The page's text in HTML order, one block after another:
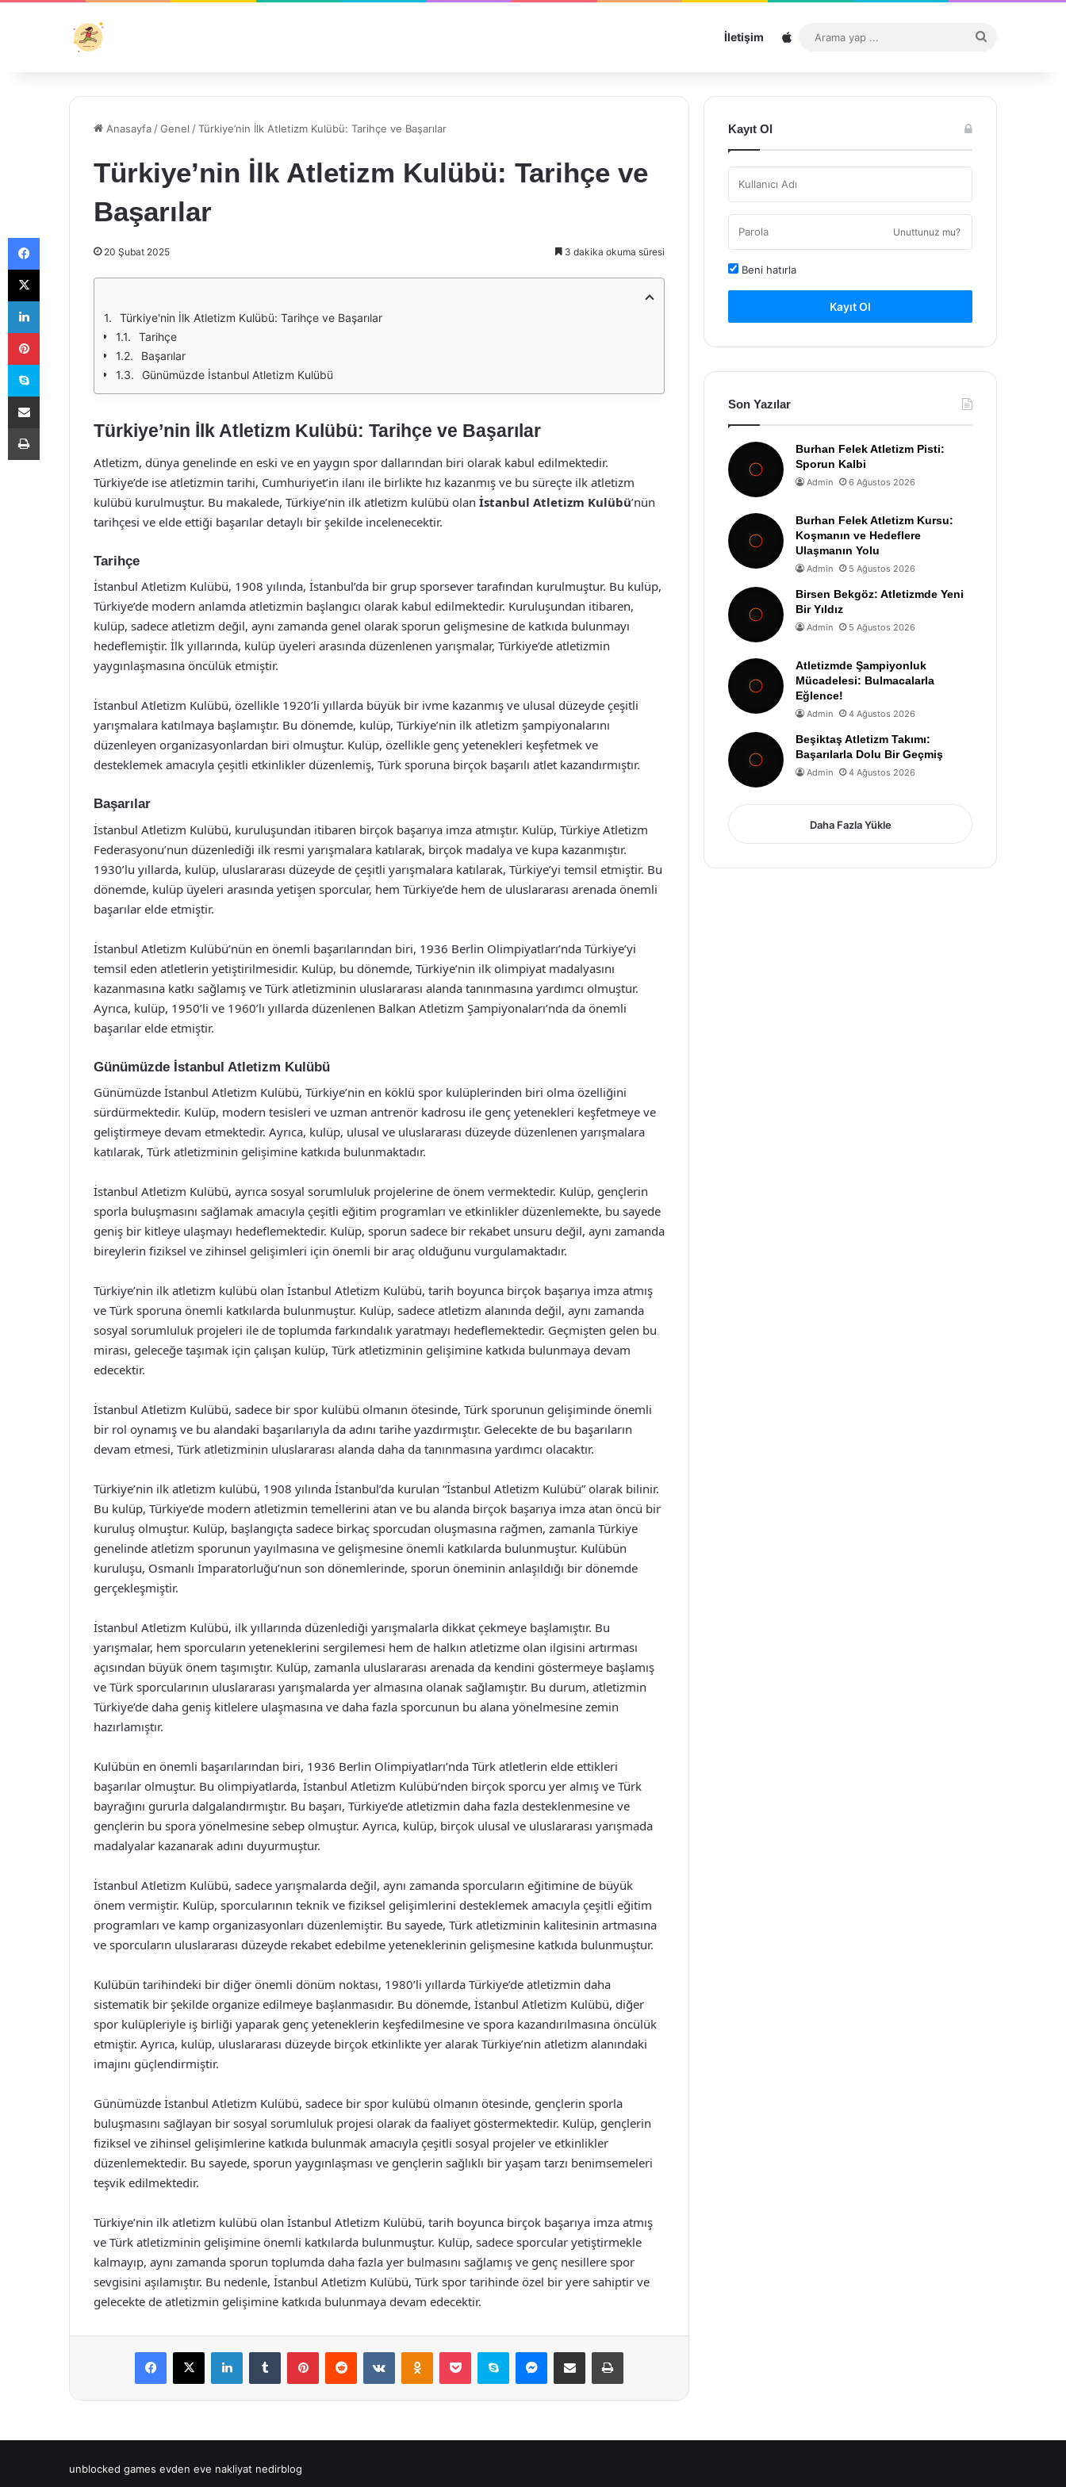
İletişim Sitemap
...
Anasayfa /Genel /Türkiye’nin İlk Atletizm Kulübü: Tarihçe ve Başarılar
Türkiye’nin İlk Atletizm Kulübü: Tarihçe ve
Başarılar
20 Şubat 2025 3 dakika okuma süresi
Türkiye'nin İlk Atletizm Kulübü: Tarihçe ve Başarılar
Tarihçe
Başarılar
Günümüzde İstanbul Atletizm Kulübü
Türkiye’nin İlk Atletizm Kulübü: Tarihçe ve Başarılar
Atletizm, dünya genelinde en eski ve en yaygın spor dallarından biri olarak kabul edilmektedir.
Türkiye’de ise atletizmin tarihi, Cumhuriyet’in ilanı ile birlikte hız kazanmış ve bu süreçte ilk atletizm
kulübü kurulmuştur. Bu makalede, Türkiye’nin ilk atletizm kulübü olan İstanbul Atletizm Kulübü’nün
tarihçesi ve elde ettiği başarılar detaylı bir şekilde incelenecektir.
Tarihçe
İstanbul Atletizm Kulübü, 1908 yılında, İstanbul’da bir grup sporsever tarafından kurulmuştur. Bu kulüp,
Türkiye’de modern anlamda atletizmin başlangıcı olarak kabul edilmektedir. Kuruluşundan itibaren,
kulüp, sadece atletizm değil, aynı zamanda genel olarak sporun gelişmesine de katkıda bulunmayı
hedeflemiştir. İlk yıllarında, kulüp üyeleri arasında düzenlenen yarışmalar, Türkiye’de atletizmin
yaygınlaşmasına öncülük etmiştir.
İstanbul Atletizm Kulübü, özellikle 1920’li yıllarda büyük bir ivme kazanmış ve ulusal düzeyde çeşitli
yarışmalara katılmaya başlamıştır. Bu dönemde, kulüp, Türkiye’nin ilk atletizm şampiyonalarını
düzenleyen organizasyonlardan biri olmuştur. Kulüp, özellikle genç yetenekleri keşfetmek ve
desteklemek amacıyla çeşitli etkinlikler düzenlemiş, Türk sporuna birçok başarılı atlet kazandırmıştır.
Başarılar
İstanbul Atletizm Kulübü, kuruluşundan itibaren birçok başarıya imza atmıştır. Kulüp, Türkiye Atletizm
Federasyonu’nun düzenlediği ilk resmi yarışmalara katılarak, birçok madalya ve kupa kazanmıştır.
1930’lu yıllarda, kulüp, uluslararası düzeyde de çeşitli yarışmalara katılarak, Türkiye’yi temsil etmiştir. Bu
dönemde, kulüp üyeleri arasında yetişen sporcular, hem Türkiye’de hem de uluslararası arenada önemli
başarılar elde etmiştir.
İstanbul Atletizm Kulübü’nün en önemli başarılarından biri, 1936 Berlin Olimpiyatları’nda Türkiye’yi
temsil eden atletlerin yetiştirilmesidir. Kulüp, bu dönemde, Türkiye’nin ilk olimpiyat madalyasını
kazanmasına katkı sağlamış ve Türk atletizminin uluslararası alanda tanınmasına yardımcı olmuştur.
Ayrıca, kulüp, 1950’li ve 1960’lı yıllarda düzenlenen Balkan Atletizm Şampiyonaları’nda da önemli
başarılar elde etmiştir.
Günümüzde İstanbul Atletizm Kulübü
Günümüzde İstanbul Atletizm Kulübü, Türkiye’nin en köklü spor kulüplerinden biri olma özelliğini
sürdürmektedir. Kulüp, modern tesisleri ve uzman antrenör kadrosu ile genç yetenekleri keşfetmeye ve
geliştirmeye devam etmektedir. Ayrıca, kulüp, ulusal ve uluslararası düzeyde düzenlenen yarışmalara
katılarak, Türk atletizminin gelişimine katkıda bulunmaktadır.
İstanbul Atletizm Kulübü, ayrıca sosyal sorumluluk projelerine de önem vermektedir. Kulüp, gençlerin
sporla buluşmasını sağlamak amacıyla çeşitli eğitim programları ve etkinlikler düzenlemekte, bu sayede
geniş bir kitleye ulaşmayı hedeflemektedir. Kulüp, sporun sadece bir rekabet unsuru değil, aynı zamanda
bireylerin fiziksel ve zihinsel gelişimleri için önemli bir araç olduğunu vurgulamaktadır.
Türkiye’nin ilk atletizm kulübü olan İstanbul Atletizm Kulübü, tarih boyunca birçok başarıya imza atmış
ve Türk sporuna önemli katkılarda bulunmuştur. Kulüp, sadece atletizm alanında değil, aynı zamanda
sosyal sorumluluk projeleri ile de toplumda farkındalık yaratmayı hedeflemektedir. Geçmişten gelen bu
mirası, geleceğe taşımak için çalışan kulüp, Türk atletizminin gelişimine katkıda bulunmaya devam
edecektir.
İstanbul Atletizm Kulübü, sadece bir spor kulübü olmanın ötesinde, Türk sporunun gelişiminde önemli
bir rol oynamış ve bu alandaki başarılarıyla da adını tarihe yazdırmıştır. Gelecekte de bu başarıların
devam etmesi, Türk atletizminin uluslararası alanda daha da tanınmasına yardımcı olacaktır.
Türkiye’nin ilk atletizm kulübü, 1908 yılında İstanbul’da kurulan “İstanbul Atletizm Kulübü” olarak bilinir.
Bu kulüp, Türkiye’de modern atletizmin temellerini atan ve bu alanda birçok başarıya imza atan öncü bir
kuruluş olmuştur. Kulüp, başlangıçta sadece birkaç sporcudan oluşmasına rağmen, zamanla Türkiye
genelinde atletizm sporunun yayılmasına ve gelişmesine önemli katkılarda bulunmuştur. Kulübün
kuruluşu, Osmanlı İmparatorluğu’nun son dönemlerinde, sporun öneminin anlaşıldığı bir dönemde
gerçekleşmiştir.
İstanbul Atletizm Kulübü, ilk yıllarında düzenlediği yarışmalarla dikkat çekmeye başlamıştır. Bu
yarışmalar, hem sporcuların yeteneklerini sergilemesi hem de halkın atletizme olan ilgisini artırması
açısından büyük önem taşımıştır. Kulüp, zamanla uluslararası arenada da kendini göstermeye başlamış
ve Türk sporcularının uluslararası yarışmalarda yer almasına olanak sağlamıştır. Bu durum, atletizmin
Türkiye’de daha geniş kitlelere ulaşmasına ve daha fazla sporcunun bu alana yönelmesine zemin
hazırlamıştır.
Kulübün en önemli başarılarından biri, 1936 Berlin Olimpiyatları’nda Türk atletlerin elde ettikleri
başarılar olmuştur. Bu olimpiyatlarda, İstanbul Atletizm Kulübü’nden birçok sporcu yer almış ve Türk
bayrağını gururla dalgalandırmıştır. Bu başarı, Türkiye’de atletizmin daha fazla desteklenmesine ve
gençlerin bu spora yönelmesine sebep olmuştur. Ayrıca, kulüp, birçok ulusal ve uluslararası yarışmada
madalyalar kazanarak adını duyurmuştur.
İstanbul Atletizm Kulübü, sadece yarışmalarda değil, aynı zamanda sporcuların eğitimine de büyük
önem vermiştir. Kulüp, sporcularının teknik ve fiziksel gelişimlerini desteklemek amacıyla çeşitli eğitim
programları ve kamp organizasyonları düzenlemiştir. Bu sayede, Türk atletizminin kalitesinin artmasına
ve sporcuların uluslararası düzeyde rekabet edebilme yeteneklerinin gelişmesine katkıda bulunmuştur.
Kulübün tarihindeki bir diğer önemli dönüm noktası, 1980’li yıllarda Türkiye’de atletizmin daha
sistematik bir şekilde organize edilmeye başlanmasıdır. Bu dönemde, İstanbul Atletizm Kulübü, diğer
spor kulüpleriyle iş birliği yaparak genç yeteneklerin keşfedilmesine ve spora kazandırılmasına öncülük
etmiştir. Ayrıca, kulüp, uluslararası düzeyde birçok etkinlikte yer alarak Türkiye’nin atletizm alanındaki
imajını güçlendirmiştir.
Günümüzde İstanbul Atletizm Kulübü, sadece bir spor kulübü olmanın ötesinde, gençlerin sporla
buluşmasını sağlayan bir sosyal sorumluluk projesi olarak da faaliyet göstermektedir. Kulüp, gençlerin
fiziksel ve zihinsel gelişimlerine katkıda bulunmak amacıyla çeşitli sosyal projeler ve etkinlikler
düzenlemektedir. Bu sayede, sporun yaygınlaşması ve gençlerin sağlıklı bir yaşam tarzı benimsemeleri
teşvik edilmektedir.
Türkiye’nin ilk atletizm kulübü olan İstanbul Atletizm Kulübü, tarih boyunca birçok başarıya imza atmış
ve Türk atletizminin gelişimine önemli katkılarda bulunmuştur. Kulüp, sadece sporcular yetiştirmekle
kalmayıp, aynı zamanda sporun toplumda daha fazla yer bulmasını sağlamış ve genç nesillere spor
sevgisini aşılamıştır. Bu nedenle, İstanbul Atletizm Kulübü, Türk spor tarihinde özel bir yere sahiptir ve
gelecekte de atletizmin gelişimine katkıda bulunmaya devam edecektir.
Facebook
X LinkedInTumblr PinterestReddit VKontakteOdnoklassniki
Pocket Skype Messenger
E-Posta ile paylaş Yazdır
Kayıt Ol
Unuttunuz mu?
Beni hatırla
Kayıt Ol
Son Yazılar
Burhan Felek Atletizm Pisti:
Sporun Kalbi
Admin 6 Ağustos 2026
Burhan Felek Atletizm Kursu:
Koşmanın ve Hedeflere
Ulaşmanın Yolu
Admin 5 Ağustos 2026
Birsen Bekgöz: Atletizmde Yeni
Bir Yıldız
Admin 5 Ağustos 2026
Atletizmde Şampiyonluk
Mücadelesi: Bulmacalarla
Eğlence!
Admin 4 Ağustos 2026
Beşiktaş Atletizm Takımı:
Başarılarla Dolu Bir Geçmiş
Admin 4 Ağustos 2026
Daha Fazla Yükle
unblocked games evden eve nakliyat nedirblog
Facebook
X
LinkedIn
Pinterest
Skype
E-Posta ile paylaş